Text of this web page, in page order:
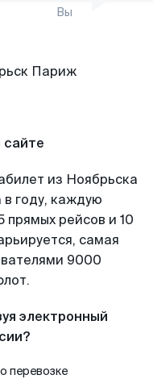
Вы
из Ноябрьска
году, каждую
рейсов и 10
самая
9000
электронный
перевозке